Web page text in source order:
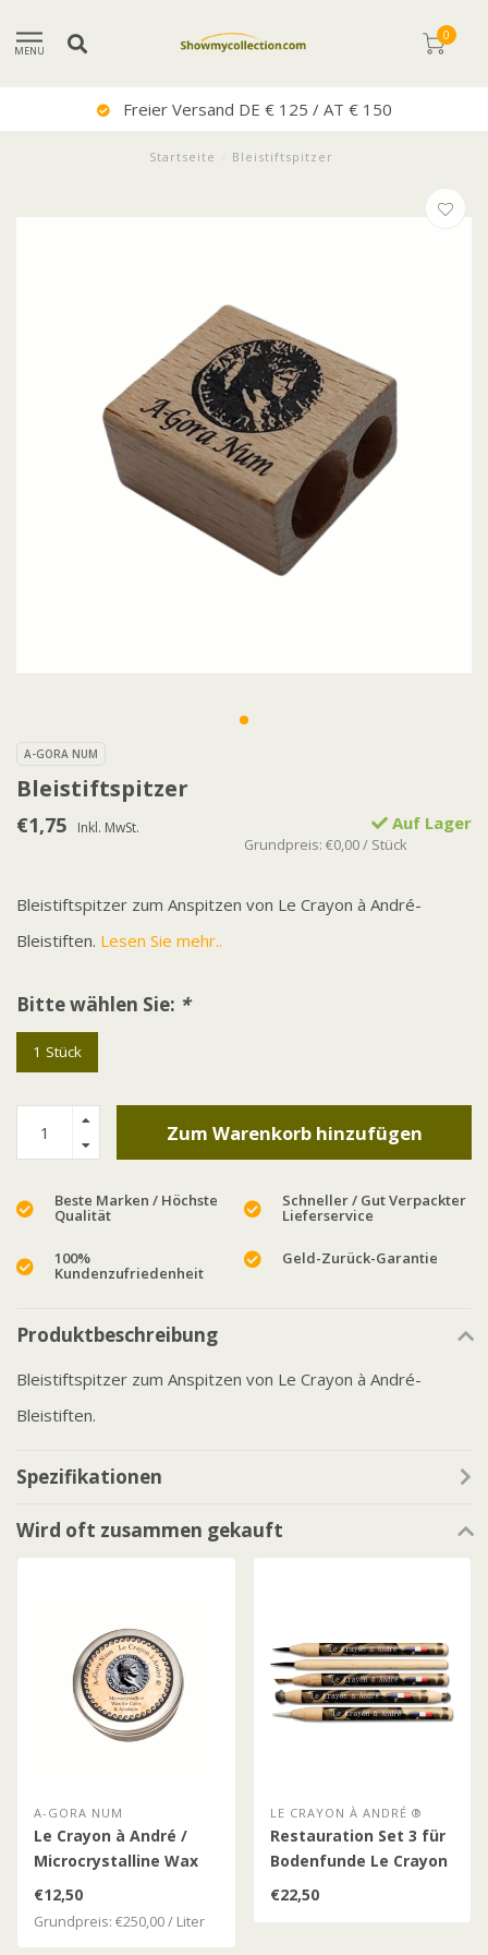
MENU
0
Freier Versand DE € 125 / AT € 150
Startseite Bleistiftspitzer
A-GORA NUM
Bleistiftspitzer
€1,75 Inkl. MwSt. Auf Lager
Grundpreis: €0,00 / Stück
Bleistiftspitzer zum Anspitzen von Le Crayon à André-
Bleistiften. Lesen Sie mehr..
Bitte wählen Sie: *
1 Stück
Zum Warenkorb hinzufügen
Beste Marken / Höchste
Qualität
Schneller / Gut Verpackter
Lieferservice
100%
Kundenzufriedenheit
Geld-Zurück-Garantie
Produktbeschreibung
Bleistiftspitzer zum Anspitzen von Le Crayon à André-
Bleistiften.
Spezifikationen
Wird oft zusammen gekauft
A-GORA NUM
Le Crayon à André /
Microcrystalline Wax
€12,50
Grundpreis: €250,00 / Liter
LE CRAYON À ANDRÉ ®
Restauration Set 3 für
Bodenfunde Le Crayon
à André (5-tlg.)
€22,50